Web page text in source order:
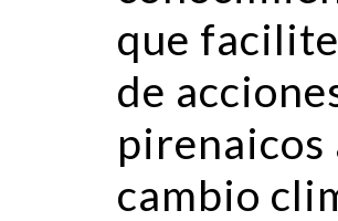
que
de
pirenaicos
cambio